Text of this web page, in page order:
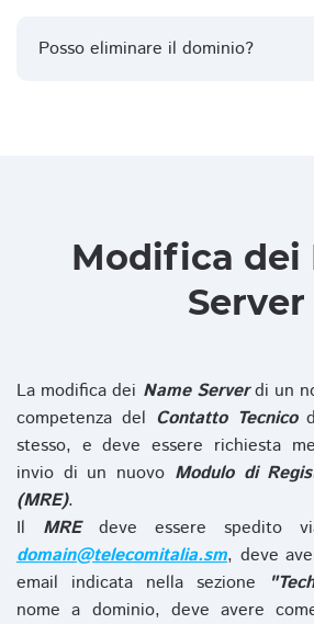
Posso eliminare il dominio?
Modifica dei
Server
La modifica dei Name Serverdi un
competenza del Contatto Tecnico
stesso, e deve essere richiesta
invio di un nuovo Modulo di
(MRE).
Il MREdeve essere spedito
domain@telecomitalia.sm, deve
email indicata nella sezione
nome a dominio, deve avere